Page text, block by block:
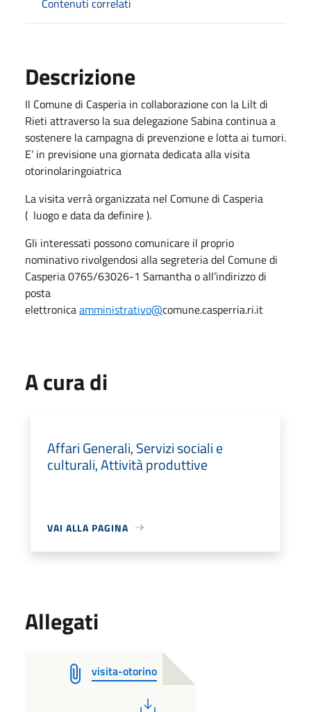
Descrizione
Il Comune di Casperia in collaborazione con la Lilt di
Rieti attraverso la sua delegazione Sabina continua a
sostenere la campagna di prevenzione e lotta ai tumori.
E’ in previsione una giornata dedicata alla visita
otorinolaringoiatrica
La visita verrà organizzata nel Comune di Casperia
( luogo e data da definire ).
Gli interessati possono comunicare il proprio
nominativo rivolgendosi alla segreteria del Comune di
Casperia 0765/63026-1 Samantha o all’indirizzo di
posta
elettronicaamministrativo@comune.casperria.ri.it
A cura di
Affari Generali, Servizi sociali e
culturali, Attività produttive
VAI ALLA PAGINA
Allegati
visita-otorino